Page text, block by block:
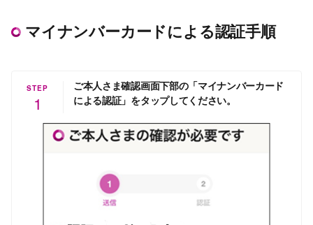
マイナンバーカードによる認証手順
STEP
1
ご本人さま確認画面下部の「マイナンバーカード
による認証」をタップしてください。